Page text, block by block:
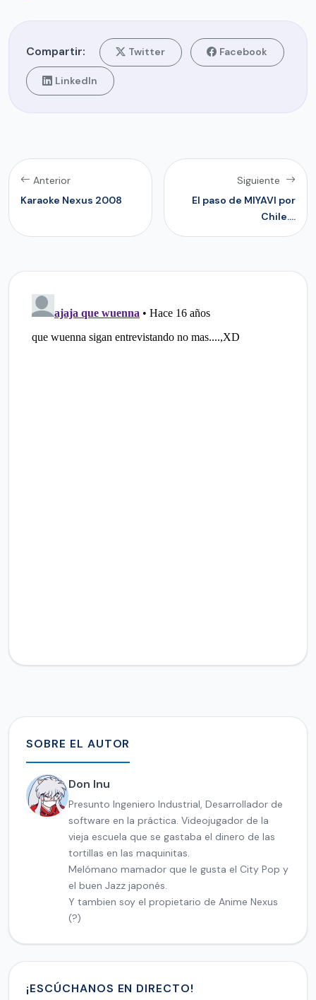
Compartir: Twitter Facebook
LinkedIn
Anterior
Karaoke Nexus 2008
Siguiente
El paso de MIYAVI por
Chile....
SOBRE EL AUTOR
Don Inu
Presunto Ingeniero Industrial, Desarrollador de
software en la práctica. Videojugador de la
vieja escuela que se gastaba el dinero de las
tortillas en las maquinitas.
Melómano mamador que le gusta el City Pop y
el buen Jazz japonés.
Y tambien soy el propietario de Anime Nexus
(?)
¡ESCÚCHANOS EN DIRECTO!